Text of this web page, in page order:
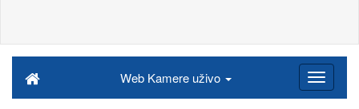
Web Kamere uživo